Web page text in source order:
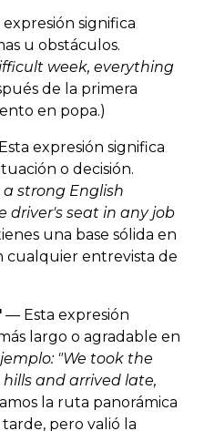
significa
u obstáculos.
week, everything
de la primera
en popa.)
expresión significa
o decisión.
a strong English
driver's seat in any job
una base sólida en
cualquier entrevista de
— Esta expresión
largo o agradable en
"We took the
and arrived late,
la ruta panorámica
pero valió la